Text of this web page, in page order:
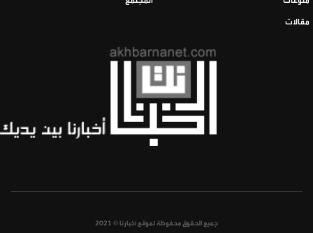
مقالات
جميع الحقوق محفوظة لموقع أخبارنا © 2021